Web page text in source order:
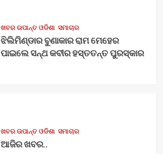
ଖବର ଉପାନ୍ତ ଓଡିଶା ସମାଚାର
ଝିଲିମିଣ୍ଡାର ବୁଣାକାର ରାମ ମେହେର
ପାଇଲେ ସନ୍ଥ କବୀର ହସ୍ତତନ୍ତ ପୁରସ୍କାର
ଖବର ଉପାନ୍ତ ଓଡିଶା ସମାଚାର
ଆଜିର ଖବର..